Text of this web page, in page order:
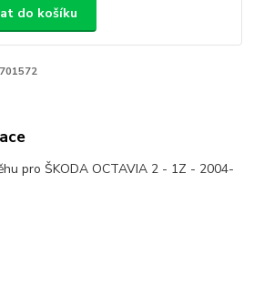
do košíku
701572
pro ŠKODA OCTAVIA 2 - 1Z - 2004-